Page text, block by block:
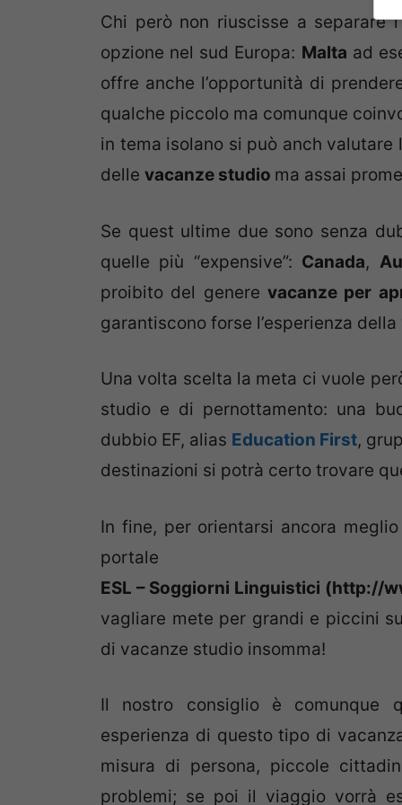
Chi però non riuscisse a separare
opzione nel sud Europa: Malta ad
offre anche l’opportunità di
qualche piccolo ma comunque
in tema isolano si può anch valutare
delle vacanze studio ma assai
Se quest ultime due sono senza
quelle più “expensive”: Canada,
proibito del generevacanze per
garantiscono forse l’esperienza della
Una volta scelta la meta ci vuole
studio e di pernottamento: una
dubbio EF, alias Education First,
destinazioni si potrà certo trovare
In fine, per orientarsi ancora
portale
ESL – Soggiorni Linguistici (http://
vagliare mete per grandi e piccini
di vacanze studio insomma!
Il nostro consiglio è comunque
esperienza di questo tipo di
misura di persona, piccole
problemi; se poi il viaggio vorrà